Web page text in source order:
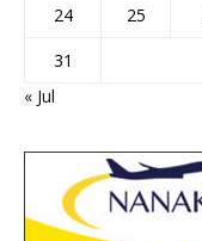
24
25
31
« Jul